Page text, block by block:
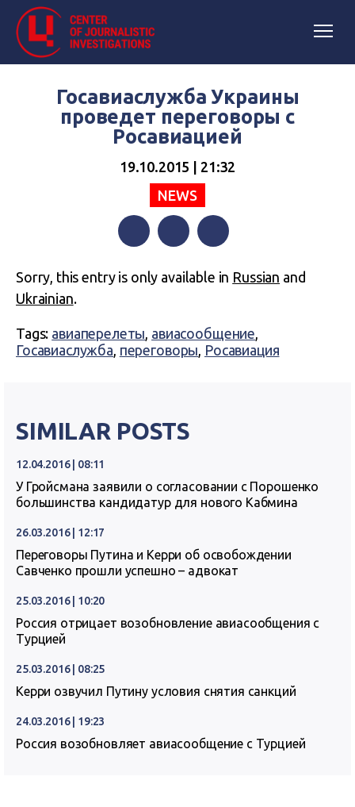
Госавиаслужба Украины
проведет переговоры с
Росавиацией
19.10.2015 | 21:32
NEWS
Sorry, this entry is only available in Russian and
Ukrainian.
Tags: авиаперелеты, авиасообщение,
Госавиаслужба, переговоры, Росавиация
SIMILAR POSTS
12.04.2016 | 08:11
У Гройсмана заявили о согласовании с Порошенко
большинства кандидатур для нового Кабмина
26.03.2016 | 12:17
Переговоры Путина и Керри об освобождении
Савченко прошли успешно – адвокат
25.03.2016 | 10:20
Россия отрицает возобновление авиасообщения с
Турцией
25.03.2016 | 08:25
Керри озвучил Путину условия снятия санкций
24.03.2016 | 19:23
Россия возобновляет авиасообщение с Турцией